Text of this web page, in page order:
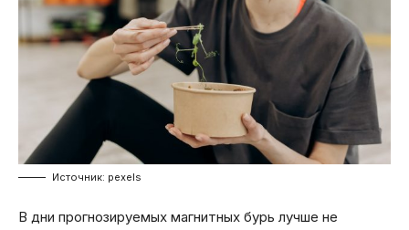
Источник: pexels
В дни прогнозируемых магнитных бурь лучше не